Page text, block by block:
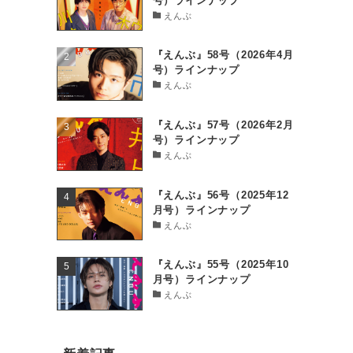
えんぶ
『えんぶ』58号（2026年4月
号）ラインナップ
えんぶ
『えんぶ』57号（2026年2月
号）ラインナップ
えんぶ
『えんぶ』56号（2025年12
月号）ラインナップ
えんぶ
『えんぶ』55号（2025年10
月号）ラインナップ
えんぶ